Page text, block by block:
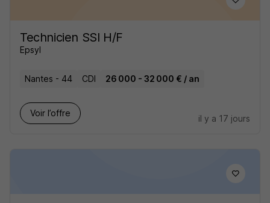
Technicien SSI H/F
Epsyl
Nantes - 44 CDI 26 000 - 32 000 € / an
Voir l’offre
il y a 17 jours